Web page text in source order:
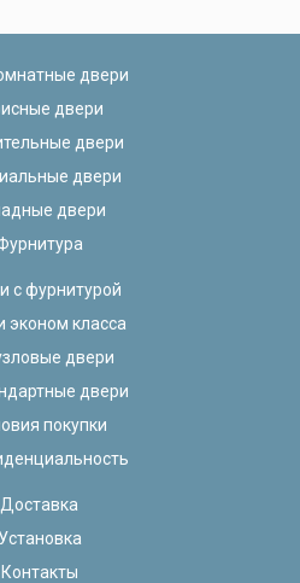
двери
двери
двери
двери
двери
с фурнитурой
эконом класса
двери
двери
покупки
Доставка
Установка
Контакты